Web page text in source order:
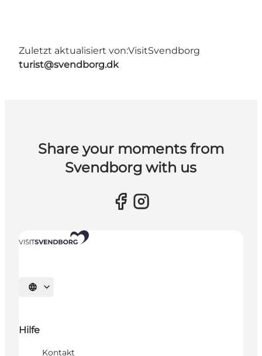
Zuletzt aktualisiert von:VisitSvendborg
turist@svendborg.dk
Share your moments from
Svendborg with us
Sprache auswählen
Hilfe
Kontakt